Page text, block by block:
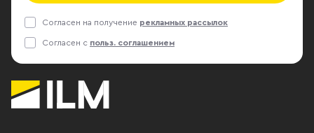
Согласен на получение рекламных рассылок
Согласен с польз. соглашением